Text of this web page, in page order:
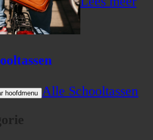
hoofdmenu Alle Schooltassen